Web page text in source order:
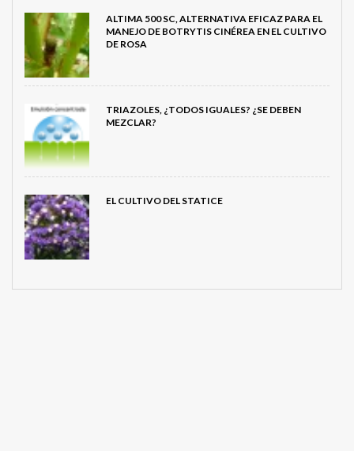
ALTIMA 500 SC, ALTERNATIVA EFICAZ PARA EL
MANEJO DE BOTRYTIS CINÉREA EN EL CULTIVO
DE ROSA
TRIAZOLES, ¿TODOS IGUALES? ¿SE DEBEN
MEZCLAR?
EL CULTIVO DEL STATICE